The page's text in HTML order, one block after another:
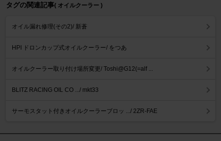
タグの関連記事( オイルクーラー )
オイル漏れ修理(その2)/ 新蒼
HPI ドロンカップ式オイルクーラー/ をつあ
オイルクーラー取り付け場所変更/ Toshi@G12(=alf ...
BLITZ RACING OIL CO .../ mkt33
サーモスタット付きオイルクーラーブロッ .../ 2ZR-FAE